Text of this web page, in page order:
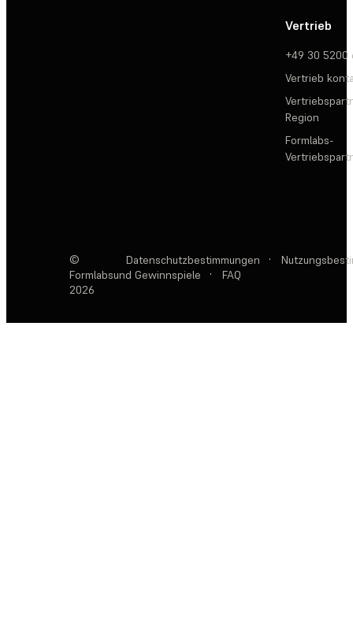
Vertrieb
+49 30 5200
Vertrieb
Region
Formlabs-
©
Formlabs
2026
Datenschutzbestimmungen ·
und Gewinnspiele
· FAQ